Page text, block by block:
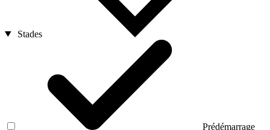
Stades
Prédémarrage